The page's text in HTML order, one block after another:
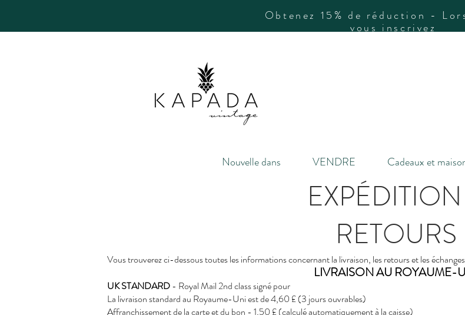
Obtenez 15% de réduction -
vous inscrivez
Nouvelle dans VENDRE Cadeaux et
RETOURS
Vous trouverez ci-dessous toutes les informations concernant la livraison, les retours et les
LIVRAISON AU ROYAUME-
UK STANDARD- Royal Mail 2nd class signé pour
La livraison standard au Royaume-Uni est de 4,60 £ (3 jours ouvrables)
Affranchissement de la carte et du bon - 1,50 £ (calculé automatiquement à la caisse)